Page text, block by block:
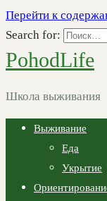
Перейти к
Search for:
PohodLife
Школа выживания
Выживание
Еда
Укрытие